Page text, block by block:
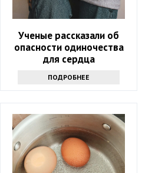
Ученые рассказали об
опасности одиночества
для сердца
ПОДРОБНЕЕ